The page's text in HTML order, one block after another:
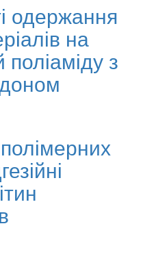
одержання
на
з